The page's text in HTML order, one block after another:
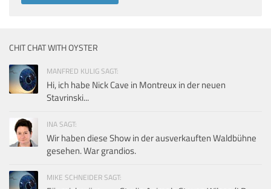
CHIT CHAT WITH OYSTER
MANFRED KULIG SAGT:
Hi, ich habe Nick Cave in Montreux in der neuen
Stavrinski...
INA SAGT:
Wir haben diese Show in der ausverkauften Waldbühne
gesehen. War grandios.
MIKE SCHNEIDER SAGT: